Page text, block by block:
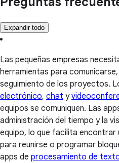
Expandir todo
Las pequeñas empresas
herramientas para
seguimiento de los proyectos.
electrónico, chat y
equipos se comuniquen. Las
administración del tiempo y la
equipo, lo que facilita encontrar
para reunirse o programar
apps de procesamiento de